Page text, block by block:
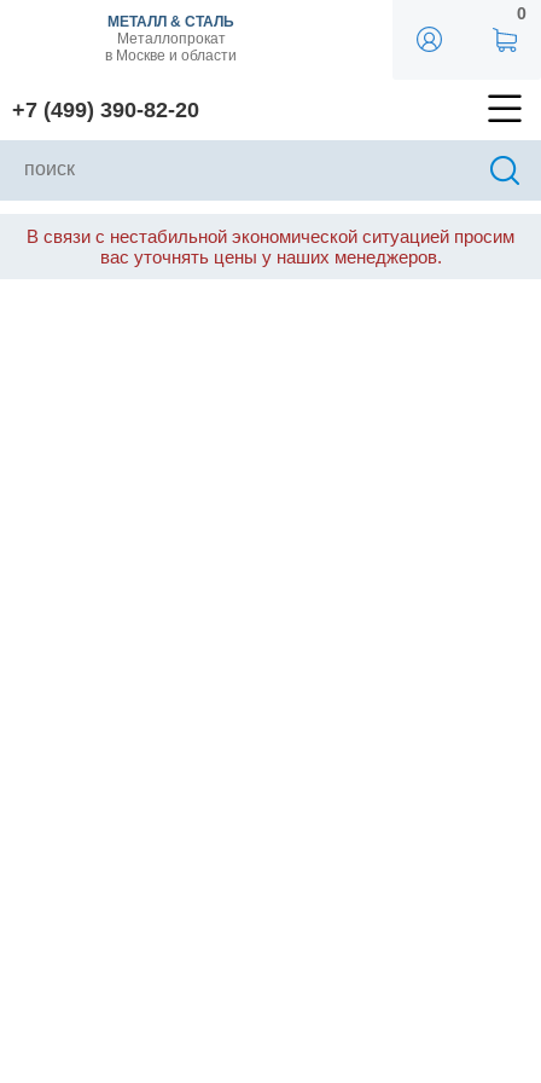
МЕТАЛЛ & СТАЛЬ
Металлопрокат
в Москве и области
+7 (499) 390-82-20
0
В связи с нестабильной экономической ситуацией просим
вас уточнять цены у наших менеджеров.